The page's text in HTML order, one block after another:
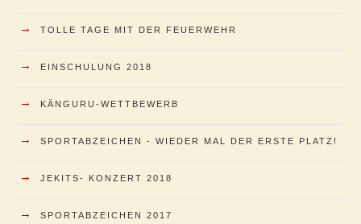
→ TOLLE TAGE MIT DER FEUERWEHR
→ EINSCHULUNG 2018
→ KÄNGURU-WETTBEWERB
→ SPORTABZEICHEN - WIEDER MAL DER ERSTE PLATZ!
→ JEKITS- KONZERT 2018
→ SPORTABZEICHEN 2017